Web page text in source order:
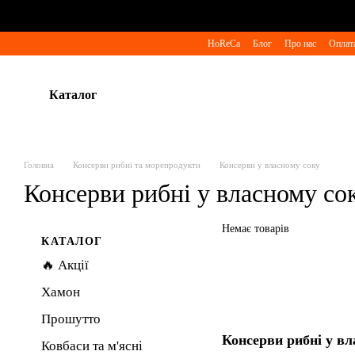
HoReCa Блог Про нас
Каталог
Головна Консерви рибні та морепродукти Консерви у власному соку
Консерви рибні у власному
Консерви рибні у
Немає товарів
КАТАЛОГ
🔥 Акції
Хамон
Прошутто
Ковбаси та м'ясні